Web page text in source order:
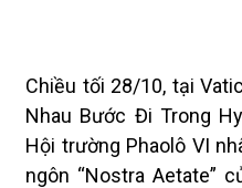
Chiều tối 28/10, tại
Nhau Bước Đi Trong
Hội trường Phaolô VI
ngôn “Nostra Aetate”